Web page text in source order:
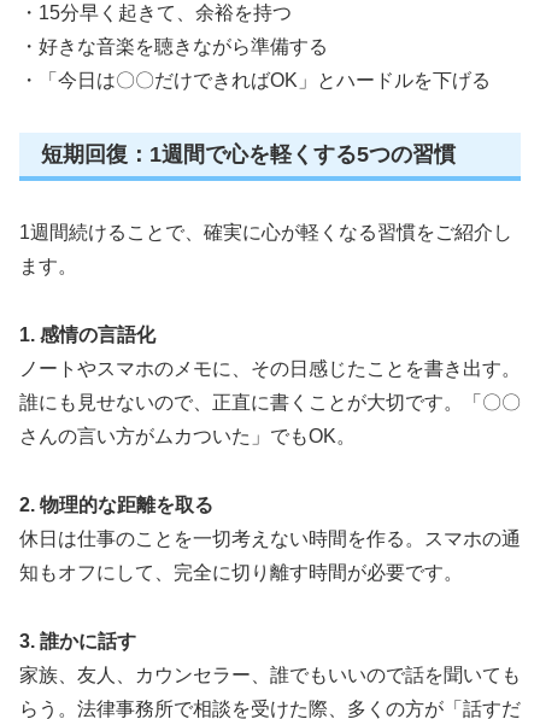
・15分早く起きて、余裕を持つ
・好きな音楽を聴きながら準備する
・「今日は〇〇だけできればOK」とハードルを下げる
短期回復：1週間で心を軽くする5つの習慣
1週間続けることで、確実に心が軽くなる習慣をご紹介し
ます。
1. 感情の言語化
ノートやスマホのメモに、その日感じたことを書き出す。
誰にも見せないので、正直に書くことが大切です。「〇〇
さんの言い方がムカついた」でもOK。
2. 物理的な距離を取る
休日は仕事のことを一切考えない時間を作る。スマホの通
知もオフにして、完全に切り離す時間が必要です。
3. 誰かに話す
家族、友人、カウンセラー、誰でもいいので話を聞いても
らう。法律事務所で相談を受けた際、多くの方が「話すだ